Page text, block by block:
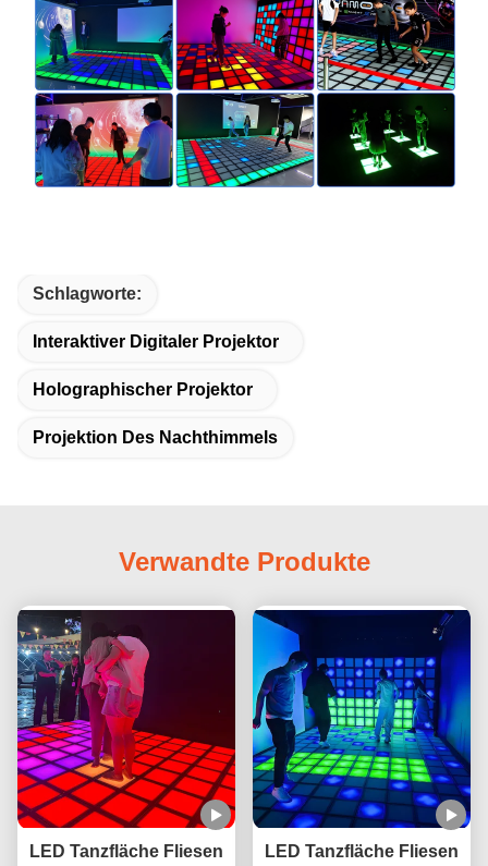
Schlagworte:
Interaktiver Digitaler Projektor
Holographischer Projektor
Projektion Des Nachthimmels
Verwandte Produkte
LED Tanzfläche Fliesen
LED Tanzfläche Fliesen